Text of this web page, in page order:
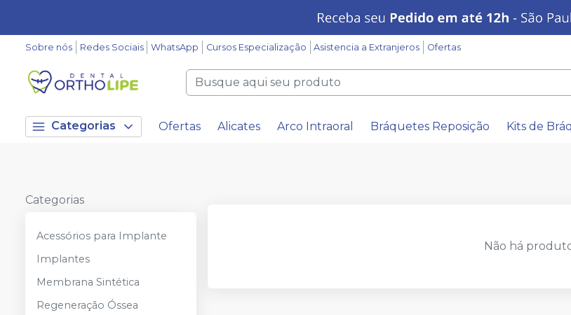
Sobre nós Redes Sociais WhatsApp Cursos Especialização Asistencia a Extranjeros Ofertas
Categorias Ofertas Alicates Arco Intraoral Bráquetes Reposição Kits de
Categorias
Acessórios para Implante
Implantes
Membrana Sintética
Regeneração Óssea
Não há